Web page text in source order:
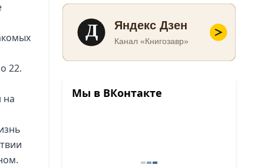
22.
на
Д Яндекс Дзен
Канал «Книгозавр»
Мы в ВКонтакте